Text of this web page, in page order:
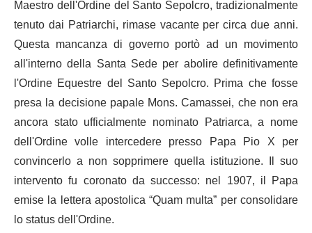
Maestro dell'Ordine del Santo Sepolcro, tradizionalmente
tenuto dai Patriarchi, rimase vacante per circa due anni.
Questa mancanza di governo portò ad un movimento
all'interno della Santa Sede per abolire definitivamente
l'Ordine Equestre del Santo Sepolcro. Prima che fosse
presa la decisione papale Mons. Camassei, che non era
ancora stato ufficialmente nominato Patriarca, a nome
dell'Ordine volle intercedere presso Papa Pio X per
convincerlo a non sopprimere quella istituzione. Il suo
intervento fu coronato da successo: nel 1907, il Papa
emise la lettera apostolica “Quam multa” per consolidare
lo status dell'Ordine.